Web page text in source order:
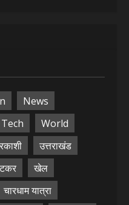
News
Tech
World
उत्तराखंड
खेल
चारधाम यात्रा